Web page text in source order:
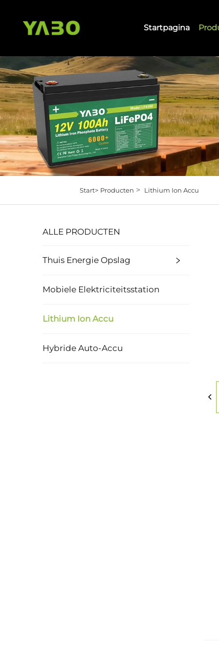
Startpagina
Start> Producten > Lithium Ion Accu
ALLE PRODUCTEN
Thuis Energie Opslag
Mobiele Elektriciteitsstation
Lithium Ion Accu
Hybride Auto-Accu